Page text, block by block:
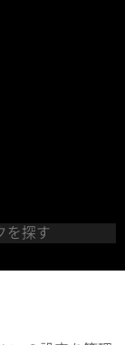
を探す